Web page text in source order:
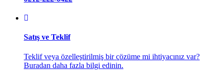
Satış ve Teklif
Teklif veya özelleştirilmiş bir çözüme mi ihtiyacınız var?
Buradan daha fazla bilgi edinin.